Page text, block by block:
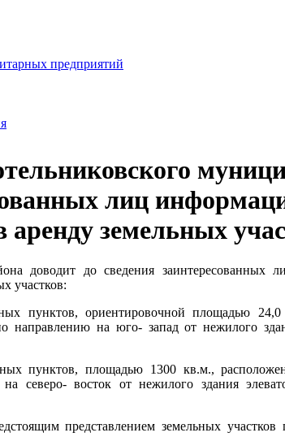
предприятий
лиц
земельных
доводит до сведения
участков:
пунктов, ориентировочной площадью
направлению на юго- запад от нежилого
пунктов, площадью 1300 кв.м.,
северо- восток от нежилого здания
представлением земельных